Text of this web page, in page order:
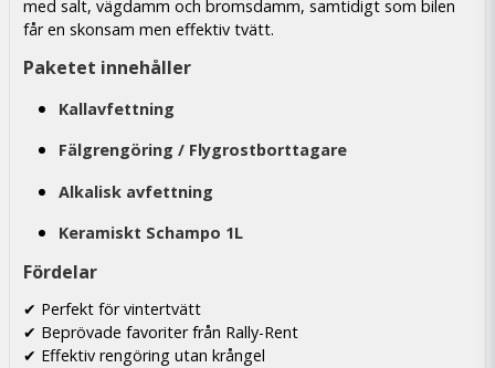
med salt, vägdamm och bromsdamm, samtidigt som bilen
får en skonsam men effektiv tvätt.
Paketet innehåller
Kallavfettning
Fälgrengöring / Flygrostborttagare
Alkalisk avfettning
Keramiskt Schampo 1L
Fördelar
✔ Perfekt för vintertvätt
✔ Beprövade favoriter från Rally-Rent
✔ Effektiv rengöring utan krångel